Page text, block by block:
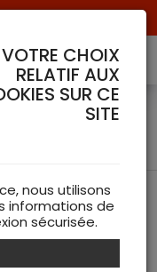
pour la chasse
VOTRE CHOIX
RELATIF AUX
SUR CE
SITE
nous utilisons
informations de
sécurisée.